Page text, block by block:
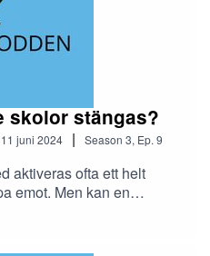
skolor stängas?
juni 2024 | Season 3, Ep. 9
aktiveras ofta ett helt
emot. Men kan en
nödvändig ibland? En ny
under de
vanligast bland